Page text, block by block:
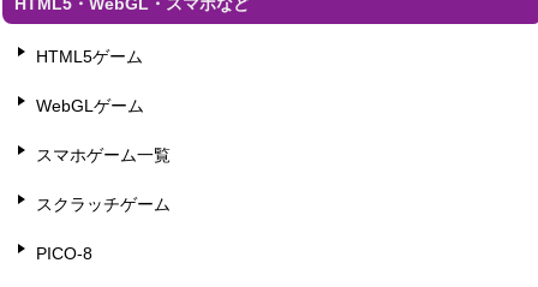
HTML5ゲーム
WebGLゲーム
スマホゲーム一覧
スクラッチゲーム
PICO-8